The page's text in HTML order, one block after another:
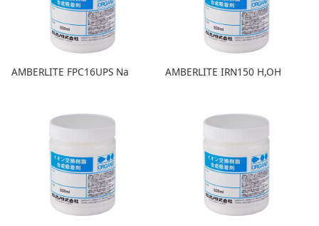
AMBERLITE FPC16UPS Na AMBERLITE IRN150 H,OH